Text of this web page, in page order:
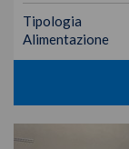
Tipologia
Alimentazione